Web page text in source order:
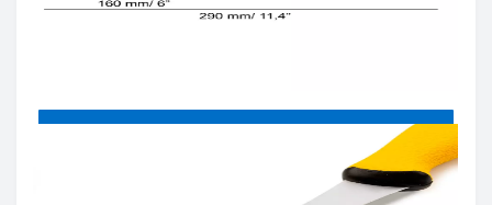
Наличие:В наличии